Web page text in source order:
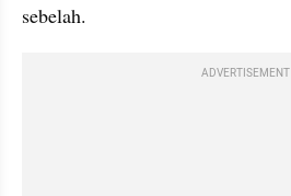
sebelah.
ADVERTISEMENT